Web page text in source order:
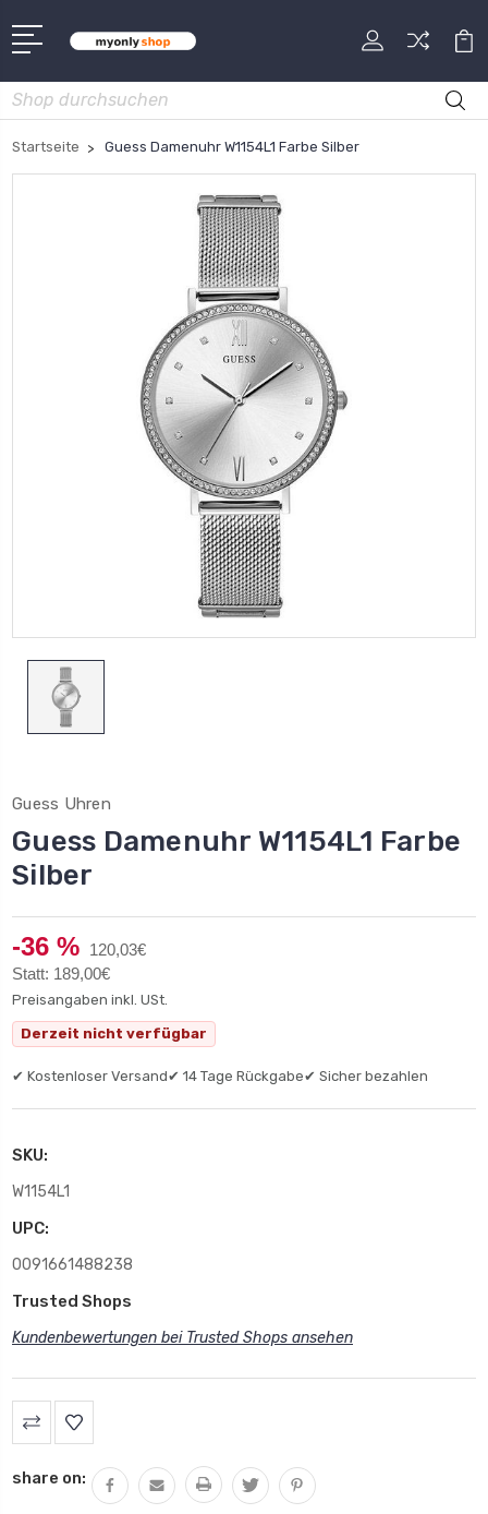
Suche
Startseite Guess Damenuhr W1154L1 Farbe Silber
Guess Uhren
Guess Damenuhr W1154L1 Farbe
Silber
-36 % 120,03€
Statt: 189,00€
Preisangaben inkl. USt.
Derzeit nicht verfügbar
✔ Kostenloser Versand✔ 14 Tage Rückgabe✔ Sicher bezahlen
SKU:
W1154L1
UPC:
0091661488238
Trusted Shops
Kundenbewertungen bei Trusted Shops ansehen
share on: